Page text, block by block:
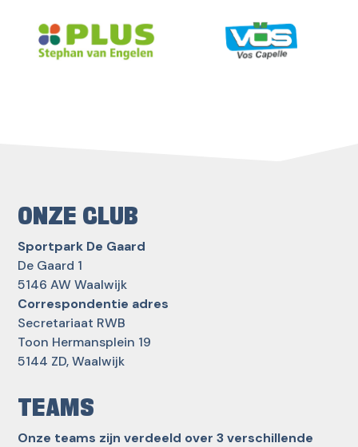
ONZE CLUB
Sportpark De Gaard
De Gaard 1
5146 AW Waalwijk
Correspondentie adres
Secretariaat RWB
Toon Hermansplein 19
5144 ZD, Waalwijk
TEAMS
Onze teams zijn verdeeld over 3 verschillende